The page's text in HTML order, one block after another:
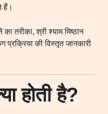
हैं।
तरीका, श्री श्याम मिष्ठान
की विस्तृत जानकारी
होती है?